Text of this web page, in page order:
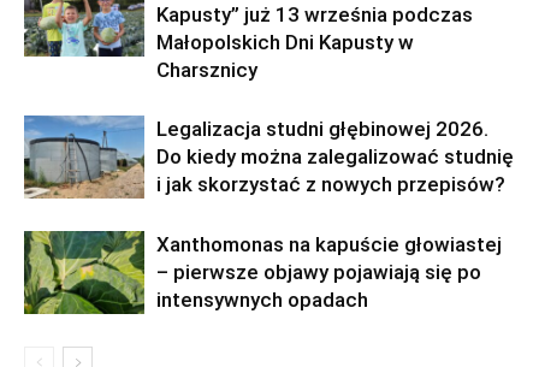
Kapusty” już 13 września podczas
Małopolskich Dni Kapusty w
Charsznicy
Legalizacja studni głębinowej 2026.
Do kiedy można zalegalizować studnię
i jak skorzystać z nowych przepisów?
Xanthomonas na kapuście głowiastej
– pierwsze objawy pojawiają się po
intensywnych opadach